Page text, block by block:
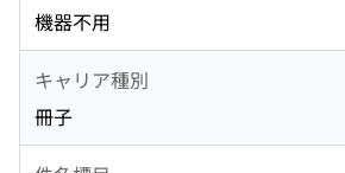
機器不用
キャリア種別
冊子